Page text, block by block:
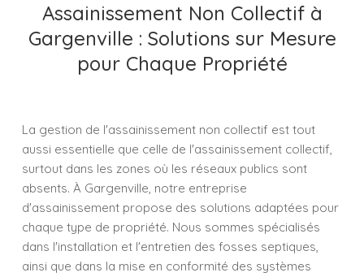
Assainissement Non Collectif à
Gargenville : Solutions sur Mesure
pour Chaque Propriété
La gestion de l'assainissement non collectif est tout
aussi essentielle que celle de l'assainissement collectif,
surtout dans les zones où les réseaux publics sont
absents. À Gargenville, notre entreprise
d'assainissement propose des solutions adaptées pour
chaque type de propriété. Nous sommes spécialisés
dans l'installation et l'entretien des fosses septiques,
ainsi que dans la mise en conformité des systèmes